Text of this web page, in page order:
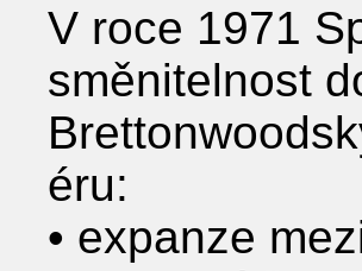
V roce 1971
směnitelnost
éru:
• expanze